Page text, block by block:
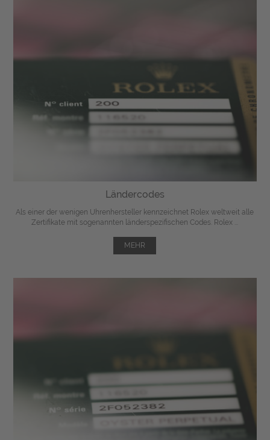
Ländercodes
Als einer der wenigen Uhrenhersteller kennzeichnet Rolex weltweit alle
Zertifikate mit sogenannten länderspezifischen Codes. Rolex ...
MEHR